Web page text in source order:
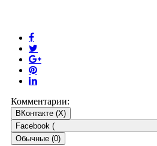
Комментарии:
ВКонтакте (X)
Facebook (
Обычные (0)